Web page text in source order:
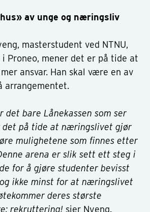
av unge og næringsliv
masterstudent ved NTNU,
Proneo, mener det er på tide at
ansvar. Han skal være en av
arrangementet.
det bare Lånekassen som ser
det på tide at næringslivet gjør
mulighetene som finnes etter
arena er slik sett ett steg i
for å gjøre studenter bevisst
ikke minst for at næringslivet
deres største
rekruttering! sier Nyeng.